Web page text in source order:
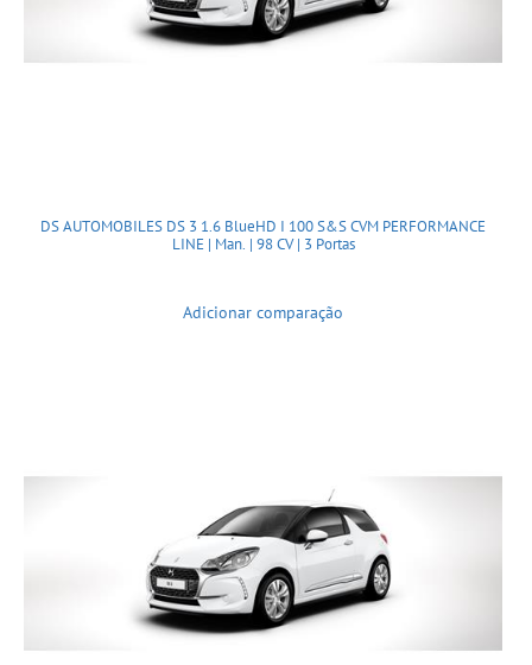
DS AUTOMOBILES DS 3 1.6 BlueHD I 100 S&S CVM PERFORMANCE
LINE | Man. | 98 CV | 3 Portas
Adicionar comparação